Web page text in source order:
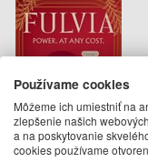
Používame cookies
Môžeme ich umiestniť na
zlepšenie našich
a na poskytovanie
cookies používame